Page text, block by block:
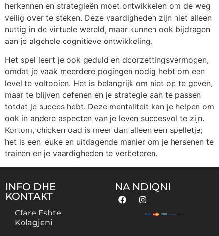
herkennen en strategieën moet ontwikkelen om de weg
veilig over te steken. Deze vaardigheden zijn niet alleen
nuttig in de virtuele wereld, maar kunnen ook bijdragen
aan je algehele cognitieve ontwikkeling.
Het spel leert je ook geduld en doorzettingsvermogen,
omdat je vaak meerdere pogingen nodig hebt om een
level te voltooien. Het is belangrijk om niet op te geven,
maar te blijven oefenen en je strategie aan te passen
totdat je succes hebt. Deze mentaliteit kan je helpen om
ook in andere aspecten van je leven succesvol te zijn.
Kortom, chickenroad is meer dan alleen een spelletje;
het is een leuke en uitdagende manier om je hersenen te
trainen en je vaardigheden te verbeteren.
INFO DHE
KONTAKT
Cfare Eshte
Kolagjeni
NA NDIQNI